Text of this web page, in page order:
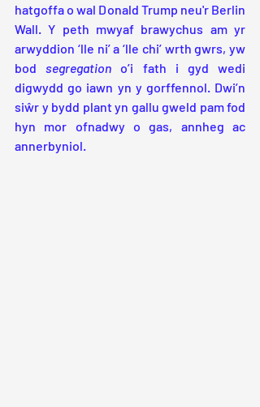
hatgoffa o wal Donald Trump neu'r Berlin
Wall. Y peth mwyaf brawychus am yr
arwyddion ‘lle ni’ a ‘lle chi’ wrth gwrs, yw
bod segregation o’i fath i gyd wedi
digwydd go iawn yn y gorffennol. Dwi’n
siŵr y bydd plant yn gallu gweld pam fod
hyn mor ofnadwy o gas, annheg ac
annerbyniol.